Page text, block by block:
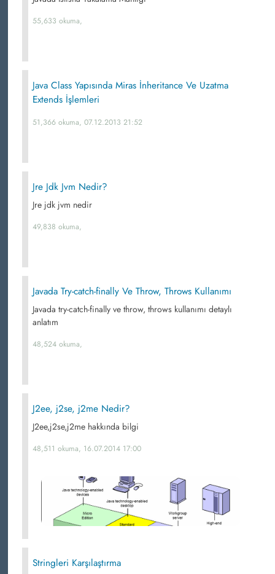
55,633 okuma,
Java Class Yapısında Miras İnheritance Ve Uzatma
Extends İşlemleri
51,366 okuma, 07.12.2013 21:52
Jre Jdk Jvm Nedir?
Jre jdk jvm nedir
49,838 okuma,
Javada Try-catch-finally Ve Throw, Throws Kullanımı
Javada try-catch-finally ve throw, throws kullanımı detaylı
anlatım
48,524 okuma,
J2ee, j2se, j2me Nedir?
J2ee,j2se,j2me hakkında bilgi
48,511 okuma, 16.07.2014 17:00
Stringleri Karşılaştırma